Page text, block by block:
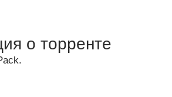
о торренте